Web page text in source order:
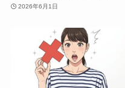
2026年6月1日